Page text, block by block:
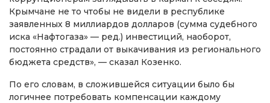
Крымчане не то чтобы не видели в республике
заявленных 8 миллиардов долларов (сумма судебного
иска «Нафтогаза» — ред.) инвестиций, наоборот,
постоянно страдали от выкачивания из регионального
бюджета средств», — сказал Козенко.
По его словам, в сложившейся ситуации было бы
логичнее потребовать компенсации каждому